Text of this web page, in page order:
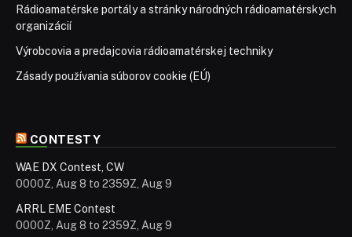
Rádioamatérske portály a stránky národných rádioamatérskych
organizácií
Výrobcovia a predajcovia rádioamatérskej techniky
Zásady používania súborov cookie (EÚ)
CONTESTY
WAE DX Contest, CW
0000Z, Aug 8 to 2359Z, Aug 9
ARRL EME Contest
0000Z, Aug 8 to 2359Z, Aug 9